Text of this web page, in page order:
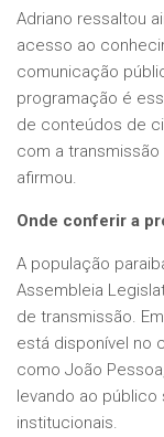
Adriano ressaltou
acesso ao
comunicação
programação é
de conteúdos de
com a transmissão
afirmou.
Onde conferir a
A população
Assembleia
de transmissão.
está disponível no
como João
levando ao
institucionais.